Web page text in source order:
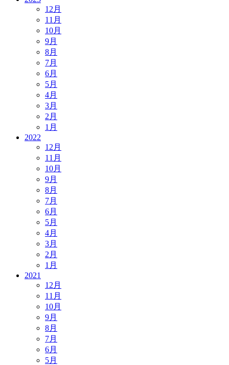
12月
11月
10月
9月
8月
7月
6月
5月
4月
3月
2月
1月
2022
12月
11月
10月
9月
8月
7月
6月
5月
4月
3月
2月
1月
2021
12月
11月
10月
9月
8月
7月
6月
5月